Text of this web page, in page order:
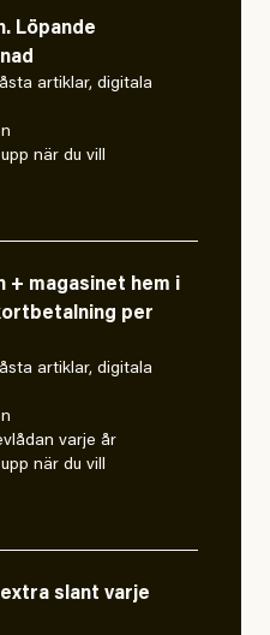
Löpande
artiklar, digitala
när du vill
+ magasinet hem i
per
artiklar, digitala
varje år
när du vill
slant varje